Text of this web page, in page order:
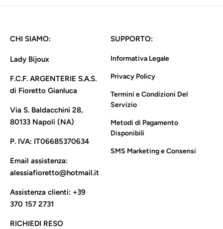
CHI SIAMO:
Lady Bijoux
F.C.F. ARGENTERIE S.A.S.
di Fioretto Gianluca
Via S. Baldacchini 28,
80133 Napoli (NA)
P. IVA: IT06685370634
Email assistenza:
alessiafioretto@hotmail.it
Assistenza clienti: +39
370 157 2731
RICHIEDI RESO
SUPPORTO:
Informativa Legale
Privacy Policy
Termini e Condizioni Del
Servizio
Metodi di Pagamento
Disponibili
SMS Marketing e Consensi